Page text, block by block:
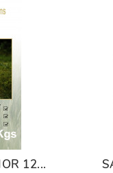
12...